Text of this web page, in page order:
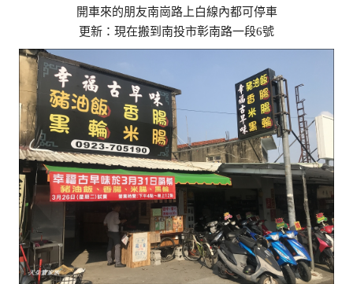
開車來的朋友南崗路上白線內都可停車
更新：現在搬到南投市彰南路一段6號